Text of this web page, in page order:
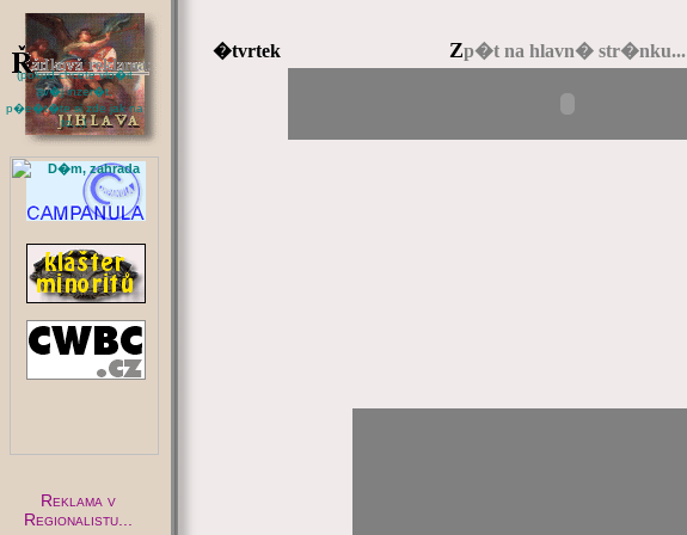
�tvrtek Zp�t na hlavn� str�nku...
(pokud chcete vlo�it
sv�j inzer�t,
p�e�t�te si zde jak na
to...):
Reklama v
Regionalistu...